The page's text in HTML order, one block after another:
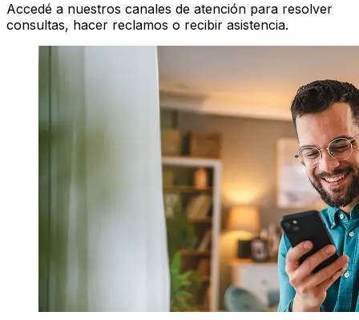
Accedé a nuestros canales de atención para resolver
consultas, hacer reclamos o recibir asistencia.